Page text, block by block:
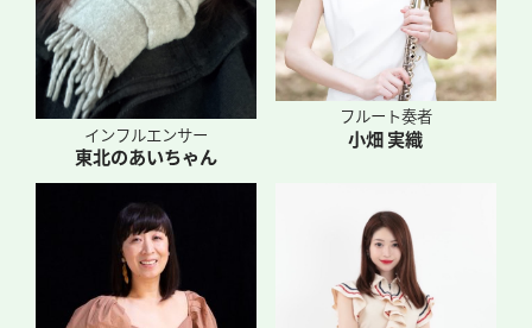
インフルエンサー
東北のあいちゃん
フルート奏者
小畑 実織